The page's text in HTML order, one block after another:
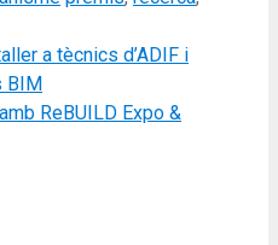
a tècnics d’ADIF i
BIM
ReBUILD Expo &